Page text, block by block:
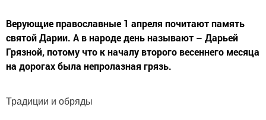
Верующие православные 1 апреля почитают память
святой Дарии. А в народе день называют – Дарьей
Грязной, потому что к началу второго весеннего месяца
на дорогах была непролазная грязь.
Традиции и обряды